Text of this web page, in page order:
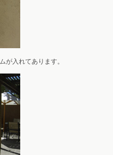
ムが入れてあります。